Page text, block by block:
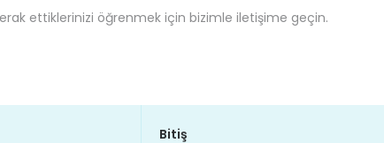
ettiklerinizi öğrenmek için bizimle iletişime geçin.
Bitiş